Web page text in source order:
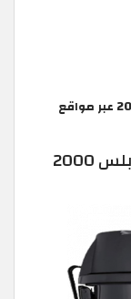
أفضل مكنسة كهربائية باناسونيك لعام 2026 عبر مواقع
3. مكنسة كهربائية تاتش ستيل بلس 2000